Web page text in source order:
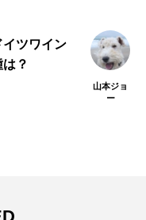
ツワイン
？
山本ジョ
ー